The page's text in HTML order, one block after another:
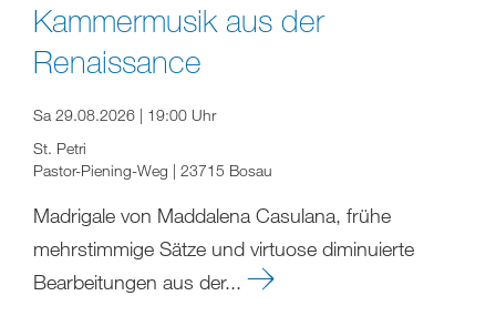
Kammermusik aus der
Renaissance
Sa 29.08.2026 | 19:00 Uhr
St. Petri
Pastor-Piening-Weg | 23715 Bosau
Madrigale von Maddalena Casulana, frühe
mehrstimmige Sätze und virtuose diminuierte
Bearbeitungen aus der...